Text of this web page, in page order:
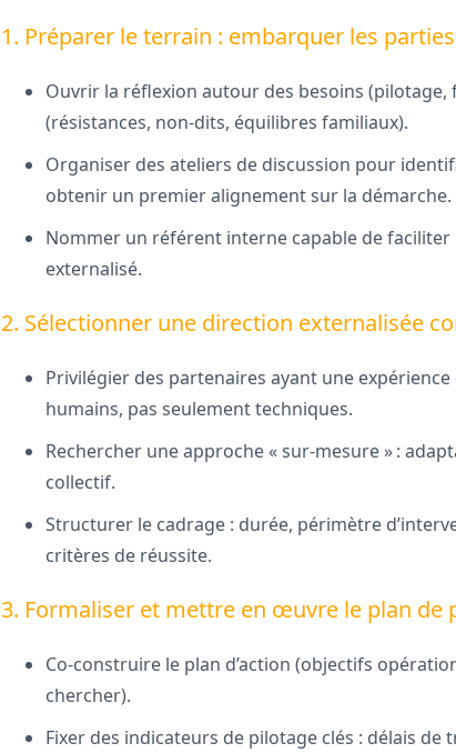
1. Préparer le terrain : embarquer les
Ouvrir la réflexion autour des besoins (pilotage,
(résistances, non-dits, équilibres familiaux).
Organiser des ateliers de discussion pour
obtenir un premier alignement sur la démarche.
Nommer un référent interne capable de faciliter
externalisé.
2. Sélectionner une direction externalisée
Privilégier des partenaires ayant une
humains, pas seulement techniques.
Rechercher une approche « sur-mesure » :
collectif.
Structurer le cadrage : durée, périmètre
critères de réussite.
3. Formaliser et mettre en œuvre le plan de
Co-construire le plan d’action (objectifs
chercher).
Fixer des indicateurs de pilotage clés : délais